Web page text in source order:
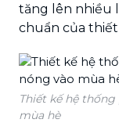
tăng lên nhiều
chuẩn của thiết
Thiết kế hệ
mùa hè